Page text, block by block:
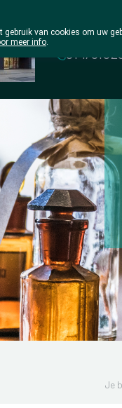
Wezel
014/
Je
gebruik van cookies om uw
meer info.